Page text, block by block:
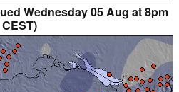
Wednesday 05 Aug at 8pm
CEST)